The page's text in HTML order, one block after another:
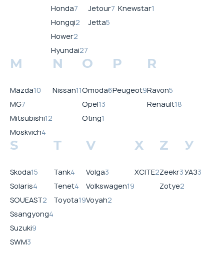
Honda7
Hongqi2
Hower2
Hyundai27
Jetour7
Jetta5
Knewstar1
M
Mazda10
MG7
Mitsubishi12
Moskvich4
N
Nissan11
O
Omoda6
Opel13
Oting1
P
Peugeot9
R
Ravon5
Renault18
S
Skoda15
Solaris4
SOUEAST2
Ssangyong4
Suzuki9
SWM3
T
Tank4
Tenet4
Toyota19
V
Volga3
Volkswagen19
Voyah2
X
XCITE2
Z
Zeekr3
Zotye2
У
УАЗ3